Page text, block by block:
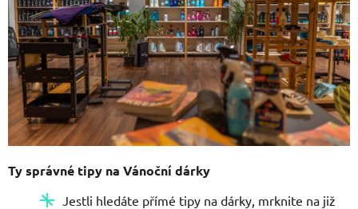
Ty správné tipy na Vánoční dárky
Jestli hledáte přímé tipy na dárky, mrknite na již